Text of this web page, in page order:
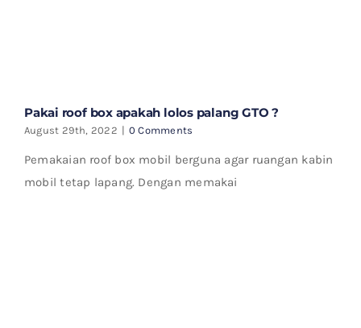
Pakai roof box apakah lolos palang GTO ?
August 29th, 2022 | 0 Comments
Pemakaian roof box mobil berguna agar ruangan kabin
mobil tetap lapang. Dengan memakai